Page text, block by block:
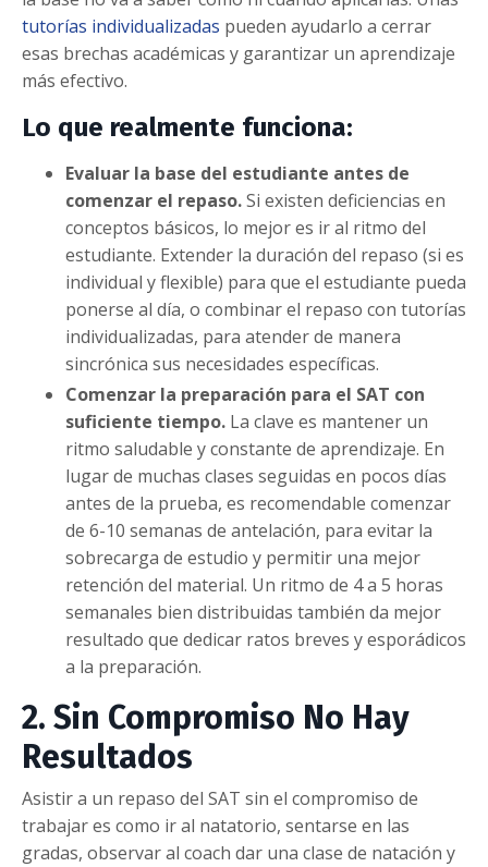
tutorías individualizadas pueden ayudarlo a cerrar
esas brechas académicas y garantizar un aprendizaje
más efectivo.
Lo que realmente funciona:
Evaluar la base del estudiante antes de
comenzar el repaso.Si existen deficiencias en
conceptos básicos, lo mejor es ir al ritmo del
estudiante. Extender la duración del repaso (si es
individual y flexible) para que el estudiante pueda
ponerse al día, o combinar el repaso con tutorías
individualizadas, para atender de manera
sincrónica sus necesidades específicas.
Comenzar la preparación para el SAT con
suficiente tiempo. La clave es mantener un
ritmo saludable y constante de aprendizaje. En
lugar de muchas clases seguidas en pocos días
antes de la prueba, es recomendable comenzar
de 6-10 semanas de antelación, para evitar la
sobrecarga de estudio y permitir una mejor
retención del material. Un ritmo de 4 a 5 horas
semanales bien distribuidas también da mejor
resultado que dedicar ratos breves y esporádicos
a la preparación.
2. Sin Compromiso No Hay
Resultados
Asistir a un repaso del SAT sin el compromiso de
trabajar es como ir al natatorio, sentarse en las
gradas, observar al coach dar una clase de natación y